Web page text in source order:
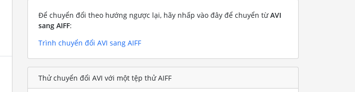
Để chuyển đổi theo hướng ngược lại, hãy nhấp vào đây để chuyển từAVI
sang AIFF:
Trình chuyển đổi AVI sang AIFF
Thử chuyển đổi AVI với một tệp thử AIFF